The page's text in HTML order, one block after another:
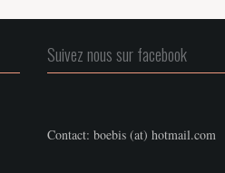
Suivez nous sur facebook
Contact: boebis (at) hotmail.com